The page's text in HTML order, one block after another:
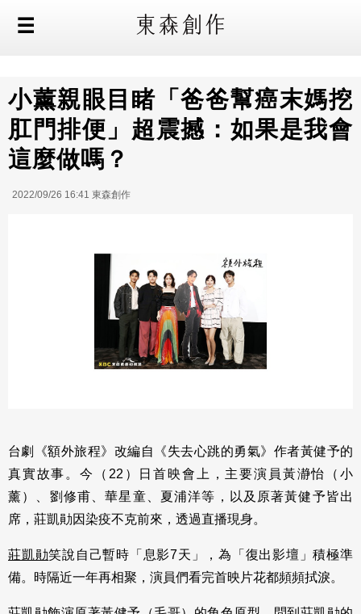
小薰親眼目睹「爸爸幫癌末媽挖
肛門排便」超震撼：如果是我會
這麼做嗎？
2022/09/26 16:41 東森創作
台劇《額外旅程》改編自《失去心跳的勇氣》作者黃健予的
真實故事。今（22）日首映會上，主要演員黃瀞怡（小
薰）、劉修甫、華星童、夏浦洋等，以及原著黃健予皆出
席，莊凱勛因染疫不克前來，透過直播現身。
莊凱勛笑說自己暫時「息影7天」，為「復出影壇」積極準
備。時隔近一年再相聚，演員們看完首映片花都頻頻拭淚。